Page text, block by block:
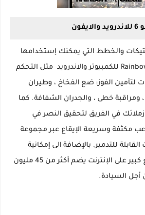
والخطط التي يمكنك إستخدامها
في لعبة Rainbow Six Siege للكمبيوتر والاندرويد مثل التحكم
لتأمين الفوز: ضع الفخاخ ، وطيران
ومراقبة خطى ، والجدران الشفافة. كما
في الفريق لتحقيق النصر في
مكثفة وسريعة الإيقاع عبر مجموعة
للتدمير. بالإضافة الى إمكانية
الإنضمام إلى مجتمع كبير على الإنترنت يضم أكثر من 45 مليون
أجل السيادة.